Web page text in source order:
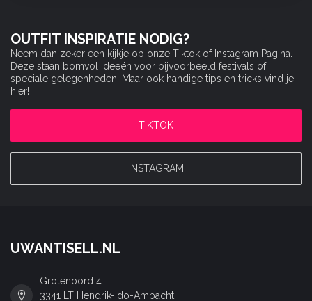
OUTFIT INSPIRATIE NODIG?
Neem dan zeker een kijkje op onze Tiktok of Instagram Pagina.
Deze staan bomvol ideeën voor bijvoorbeeld festivals of
speciale gelegenheden. Maar ook handige tips en tricks vind je
hier!
TIKTOK
INSTAGRAM
UWANTISELL.NL
Grotenoord 4
3341 LT Hendrik-Ido-Ambacht